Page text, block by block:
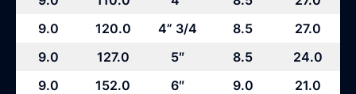
9.0
120.0 4” 3/4 8.5
27.0
9.0
127.0 5″ 8.5
24.0
9.0
152.0 6″ 9.0 21.0